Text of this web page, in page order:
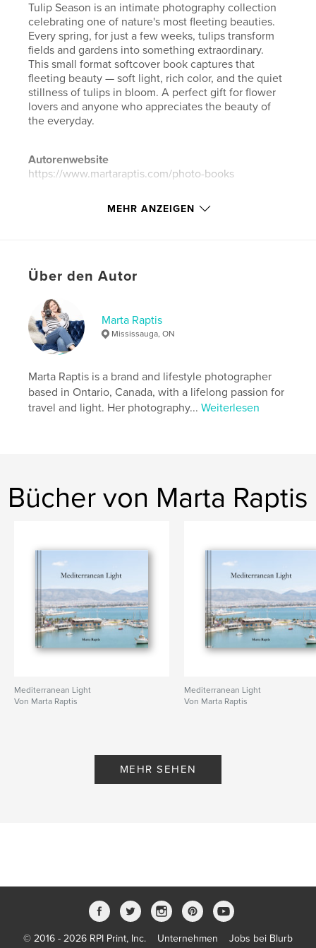
Tulip Season is an intimate photography collection
celebrating one of nature's most fleeting beauties.
Every spring, for just a few weeks, tulips transform
fields and gardens into something extraordinary.
This small format softcover book captures that
fleeting beauty — soft light, rich color, and the quiet
stillness of tulips in bloom. A perfect gift for flower
lovers and anyone who appreciates the beauty of
the everyday.
Autorenwebsite
https://www.martaraptis.com/photo-books
Eigenschaften und Details
Projektoption:Quadratisch klein, 18×18 cm
Seitenanzahl:
ISBN
Softcover: 9798240645310
Veröffentlichungsdatum:
SpracheEnglish
Schlüsselwörter
photos of tulips , tulip book , tulip photos
MEHR ANZEIGEN
Über den Autor
Marta Raptis
Mississauga, ON
Marta Raptis is a brand and lifestyle photographer
based in Ontario, Canada, with a lifelong passion for
travel and light. Her photography...Weiterlesen
Bücher von Marta Raptis
Mediterranean Light
Von Marta Raptis
Mediterranean Light
Von Marta Raptis
MEHR SEHEN
© 2016 - 2026 RPI Print, Inc. Unternehmen Jobs bei Blurb